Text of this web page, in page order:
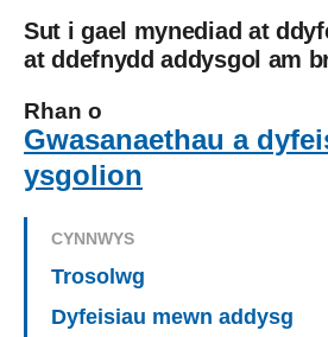
Sut i gael mynediad at
at ddefnydd addysgol am
Rhan o
Gwasanaethau a
ysgolion
CYNNWYS
Trosolwg
Dyfeisiau mewn addysg